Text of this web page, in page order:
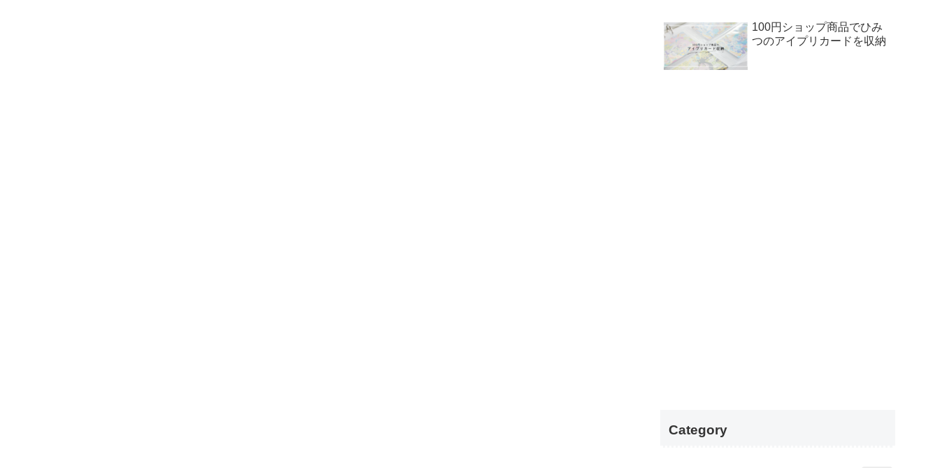
100円ショップ商品でひみ
つのアイプリカードを収納
Category